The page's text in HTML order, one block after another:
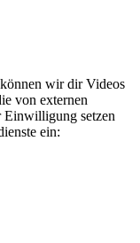
wir dir Videos
von externen
Einwilligung setzen
ein: